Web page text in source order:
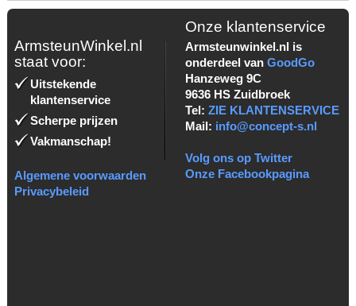
ArmsteunWinkel.nl
staat voor:
Uitstekende
klantenservice
Scherpe prijzen
Vakmanschap!
Algemene voorwaarden
Privacybeleid
Onze klantenservice
Armsteunwinkel.nl is
onderdeel van GoodGo
Hanzeweg 9C
9636 HS Zuidbroek
Tel: ZIE KLANTENSERVICE
Mail: info@concept-s.nl
Volg ons op Twitter
Onze Facebookpagina